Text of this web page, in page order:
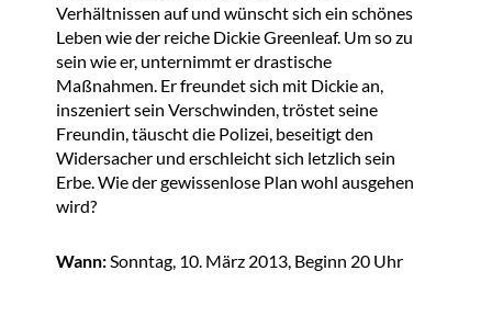
Verhältnissen auf und wünscht sich ein schönes
Leben wie der reiche Dickie Greenleaf. Um so zu
sein wie er, unternimmt er drastische
Maßnahmen. Er freundet sich mit Dickie an,
inszeniert sein Verschwinden, tröstet seine
Freundin, täuscht die Polizei, beseitigt den
Widersacher und erschleicht sich letzlich sein
Erbe. Wie der gewissenlose Plan wohl ausgehen
wird?
Wann:Sonntag, 10. März 2013, Beginn 20 Uhr